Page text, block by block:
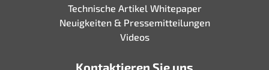
Technische Artikel Whitepaper
Neuigkeiten & Pressemitteilungen
Videos
Kontaktieren Sie uns